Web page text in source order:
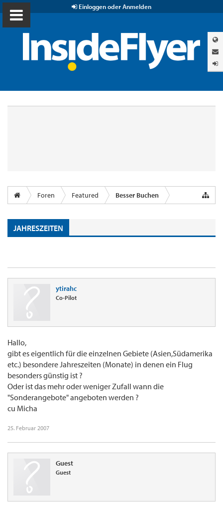
Einloggen oder Anmelden
Foren Featured Besser Buchen
JAHRESZEITEN
ytirahc
Co-Pilot
Hallo,
gibt es eigentlich für die einzelnen Gebiete (Asien,Südamerika
etc.) besondere Jahreszeiten (Monate) in denen ein Flug
besonders günstig ist ?
Oder ist das mehr oder weniger Zufall wann die
"Sonderangebote" angeboten werden ?
cu Micha
25. Februar 2007
Guest
Guest